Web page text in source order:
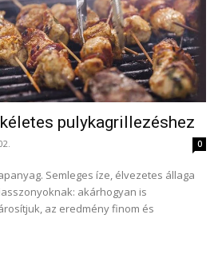
pulykagrillezéshez
0
Semleges íze, élvezetes állaga
akárhogyan is
az eredmény finom és